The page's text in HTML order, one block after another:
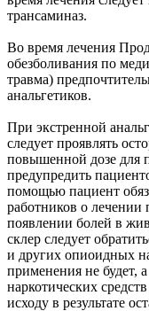
трансаминаз.
Во время лечения
обезболивания по
травма)
анальгетиков.
При экстренной
следует проявлять
повышенной дозе для
предупредить
помощью пациент
работников о лечении
появлении болей в
склер следует
и других опиоидных
применения не будет,
наркотических
исходу в результате